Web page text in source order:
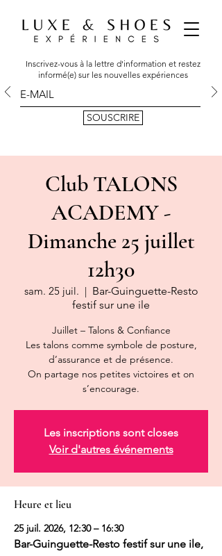
Inscrivez-vous à la lettre d'information et restez
informé(e) sur les nouvelles expériences
SOUSCRIRE
Club TALONS
ACADEMY -
Dimanche 25 juillet
12h30
sam. 25 juil.
  |
Bar-Guinguette-Resto
festif sur une ile
Juillet – Talons & Confiance
Les talons comme symbole de posture,
d’assurance et de présence.
On partage nos petites victoires et on
s’encourage.
Les inscriptions sont closes
Voir d'autres événements
Heure et lieu
25 juil. 2026, 12:30 – 16:30
Bar-Guinguette-Resto festif sur une ile,